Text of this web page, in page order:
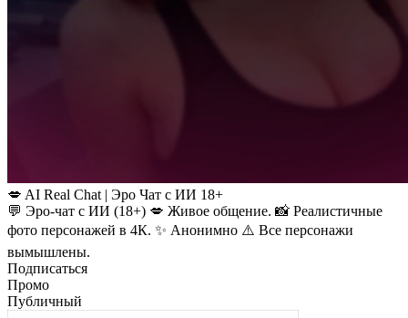
💋 AI Real Chat | Эро Чат с ИИ 18+
💬 Эро-чат с ИИ (18+) 💋 Живое общение. 📸 Реалистичные
фото персонажей в 4К. ✨ Анонимно ⚠️ Все персонажи
вымышлены.
Подписаться
Промо
Публичный